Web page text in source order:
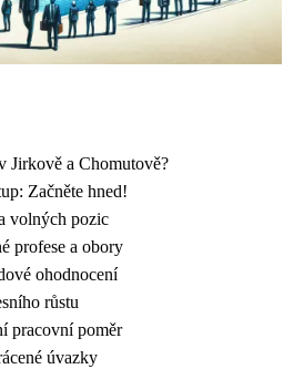
Jirkově a Chomutově?
Začněte hned!
volných pozic
profese a obory
ohodnocení
růstu
pracovní poměr
úvazky